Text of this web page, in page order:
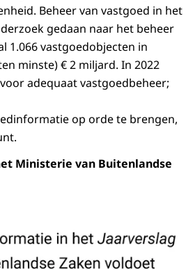
Beheer van vastgoed in het
gedaan naar het beheer
1.066 vastgoedobjecten in
minste) € 2 miljard. In 2022
adequaat vastgoedbeheer;
op orde te brengen,
Ministerie van Buitenlandse